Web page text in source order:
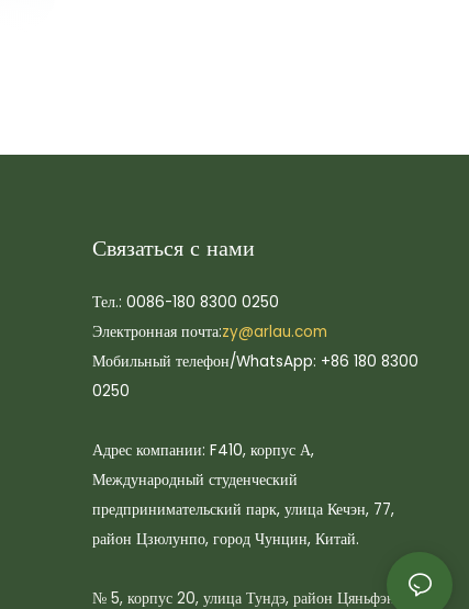
Связаться с нами
Тел.: 0086-180 8300 0250
Электронная почта:zy@arlau.com
Мобильный телефон/WhatsApp: +86 180 8300
0250
Адрес компании: F410, корпус А,
Международный студенческий
предпринимательский парк, улица Кечэн, 77,
район Цзюлунпо, город Чунцин, Китай.
№ 5, корпус 20, улица Тундэ, район Цяньфэн,